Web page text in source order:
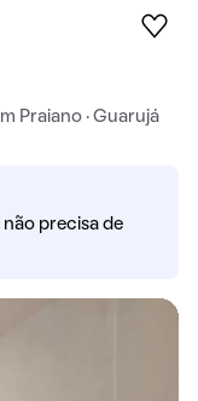
Praiano · Guarujá
precisa de